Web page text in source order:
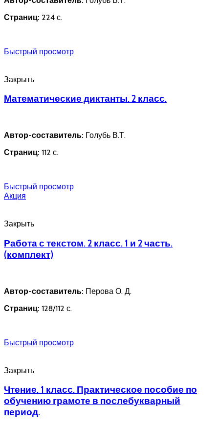
Страниц: 224 с.
Быстрый просмотр
Закрыть
Математические диктанты. 2 класс.
Автор-составитель: Голубь В.Т.
Страниц: 112 с.
Быстрый просмотр
Акция
Закрыть
Работа с текстом. 2 класс. 1 и 2 часть.
(комплект)
Автор-составитель: Перова О. Д.
Страниц: 128/112 с.
Быстрый просмотр
Закрыть
Чтение. 1 класс. Практическое пособие по
обучению грамоте в послебукварный
период.